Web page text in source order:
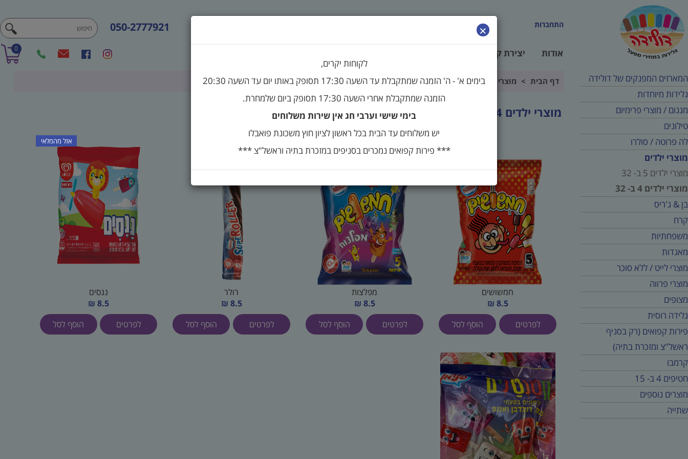
התחברות 050-2777921
אודות יצירת קשר 0
המארזים המפנקים של דולידה
גלידות מיוחדות
מגנום / מוצרי פרימיום
טילונים
לה פרוטה / סולרו
מוצרי ילדים
מוצרי ילדים 5 ב- 32
מוצרי ילדים 4 ב- 32
בן & ג'ריס
קרח
משפחתיות
מאגדות
מוצרי לייט / ללא סוכר
מוצרי פרווה
מצופים
גלידה רוסית
פירות קפואים (רק בסניף
ראשל"צ ומזכרת בתיה)
קרמבו
חטיפים 4 ב- 15
מוצרים נוספים
שתייה
דף הבית > מוצרי ילדים >מוצרי ילדים 4 ב- 32
מוצרי ילדים 4 ב- 32
חמשושים
8.5 ₪
לפרטים
הוסף לסל
מפלצות
8.5 ₪
לפרטים
הוסף לסל
רולר
8.5 ₪
לפרטים
הוסף לסל
אזל מהמלאי
ננסים
8.5 ₪
לפרטים
הוסף לסל
×
לקוחות יקרים,
בימים א' - ה' הזמנה שמתקבלת עד השעה 17:30 תסופק באותו יום עד השעה 20:30
הזמנה שמתקבלת אחרי השעה 17:30 תסופק ביום שלמחרת.
בימי שישי וערבי חג אין שירות משלוחים
יש משלוחים עד הבית בכל ראשון לציון חוץ משכונת פואבלו
*** פירות קפואים נמכרים בסניפים במזכרת בתיה וראשל"צ ***